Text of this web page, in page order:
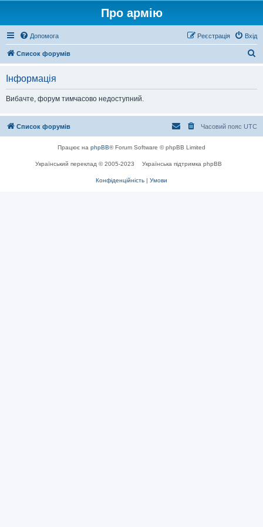
Про армію
Допомога Вхід
Реєстрація
Список форумів
Інформація
Вибачте, форум тимчасово недоступний.
Список форумів Часовий пояс UTC
Працює на phpBB® Forum Software © phpBB Limited
Український переклад © 2005-2023 Українська підтримка phpBB
Конфіденційність | Умови